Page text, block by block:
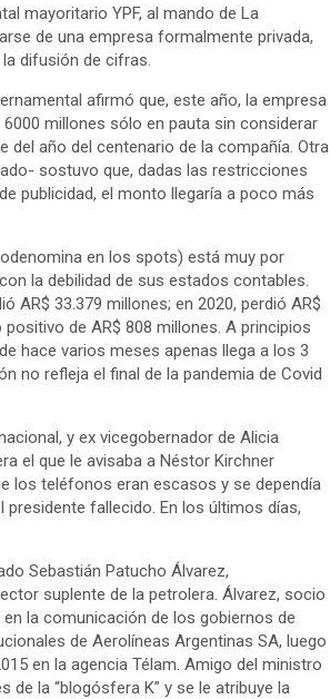
mayoritario YPF, al mando de La
de una empresa formalmente privada,
difusión de cifras.
afirmó que, este año, la empresa
millones sólo en pauta sin considerar
año del centenario de la compañía. Otra
sostuvo que, dadas las restricciones
publicidad, el monto llegaría a poco más
en los spots) está muy por
la debilidad de sus estados contables.
AR$ 33.379 millones; en 2020, perdió AR$
de AR$ 808 millones. A principios
hace varios meses apenas llega a los 3
no refleja el final de la pandemia de Covid
y ex vicegobernador de Alicia
el que le avisaba a Néstor Kirchner
los teléfonos eran escasos y se dependía
fallecido. En los últimos días,
Sebastián Patucho Álvarez,
suplente de la petrolera. Álvarez, socio
la comunicación de los gobiernos de
de Aerolíneas Argentinas SA, luego
en la agencia Télam. Amigo del ministro
de la “blogósfera K” y se le atribuye la